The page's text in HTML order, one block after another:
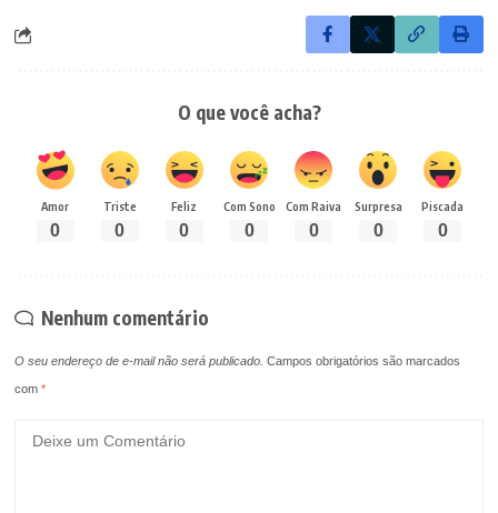
O que você acha?
Amor
0
Triste
0
Feliz
0
Com Sono
0
Com Raiva
0
Surpresa
0
Piscada
0
Nenhum comentário
O seu endereço de e-mail não será publicado. Campos obrigatórios são marcados
com*